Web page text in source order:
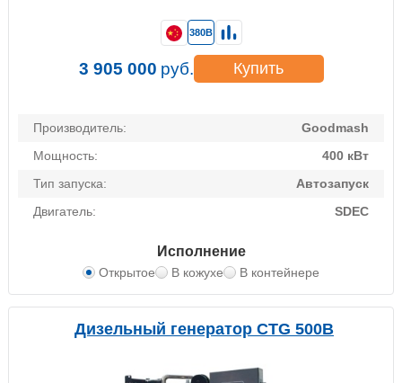
Производитель:
Goodmash
Мощность:
400 кВт
Тип запуска:
Автозапуск
Двигатель:
SDEC
Исполнение
Открытое В кожухе В контейнере
380В
3 905 000 руб. Купить
Дизельный генератор CTG 500B